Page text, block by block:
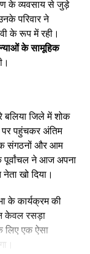
के व्यवसाय से जुड़े
परिवार ने
के रूप में रही।
के सामूहिक
बलिया जिले में शोक
पहुंचकर अंतिम
संगठनों और आम
पूर्वांचल ने आज अपना
खो दिया।
के कार्यक्रम की
केवल रसड़ा
लिए एक ऐसा